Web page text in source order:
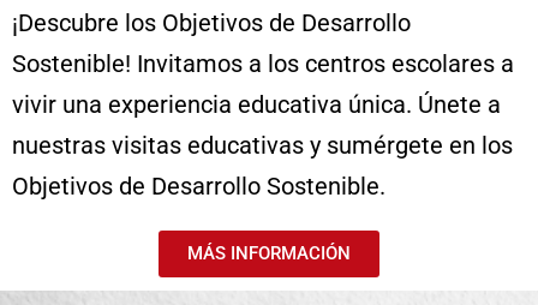
¡Descubre los Objetivos de Desarrollo
Sostenible! Invitamos a los centros escolares a
vivir una experiencia educativa única. Únete a
nuestras visitas educativas y sumérgete en los
Objetivos de Desarrollo Sostenible.
MÁS INFORMACIÓN